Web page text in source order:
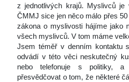
z jednotlivých krajů. Myslivců
ČMMJ sice jen něco málo přes
zákona o myslivosti hájíme jako
všech myslivců. V tom máme
Jsem téměř v denním kontaktu
odvádí v této věci neskutečný
nebo telefonuje s politiky,
přesvědčovat o tom, že některé